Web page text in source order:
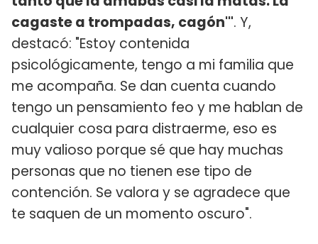
cagaste a trompadas, cagón'". Y,
destacó: "Estoy contenida
psicológicamente, tengo a mi familia que
me acompaña. Se dan cuenta cuando
tengo un pensamiento feo y me hablan de
cualquier cosa para distraerme, eso es
muy valioso porque sé que hay muchas
personas que no tienen ese tipo de
contención. Se valora y se agradece que
te saquen de un momento oscuro".